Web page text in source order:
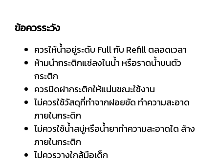
ข้อควรระวัง
ควรให้น้ำอยู่ระดับ Full กับ Refill ตลอดเวลา
ห้ามนำกระติกแช่ลงในน้ำ หรือราดน้ำบนตัว
กระติก
ควรปิดฝากระติกให้แน่นขณะใช้งาน
ไม่ควรใช้วัสดุที่ทำจากฝอยขัด ทำความสะอาด
ภายในกระติก
ไม่ควรใช้น้ำสบู่หรือน้ำยาทำความสะอาดใด ล้าง
ภายในกระติก
ไม่ควรวางใกล้มือเด็ก